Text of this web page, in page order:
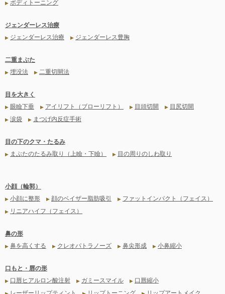
▶ ボディトーニング
ジェンダーレス治療
▶ ジェンダーレス治療 ▶ ジェンダーレス豊胸
二重まぶた
▶ 埋没法 ▶ 二重切開法
目を大きく
▶ 眼瞼下垂 ▶ アイリフト（ブローリフト） ▶ 目頭切開 ▶ 目尻切開
▶ 涙袋 ▶ まつげ内反症手術
目の下のクマ・たるみ
▶ まぶたのたるみ取り（上瞼・下瞼） ▶ 目の周りのしわ取り
小顔（輪郭）
▶ 小顔に整形 ▶ 顔のベイザー脂肪吸引 ▶ ファットインパクト（フェイス）
▶ リニアハイフ（フェイス）
鼻の形
▶ 鼻を高くする ▶ クレオパトラノーズ ▶ 鼻尖形成 ▶ 小鼻縮小
口もと・唇の形
▶ 口唇ヒアルロン酸注射 ▶ ガミースマイル ▶ 口唇縮小